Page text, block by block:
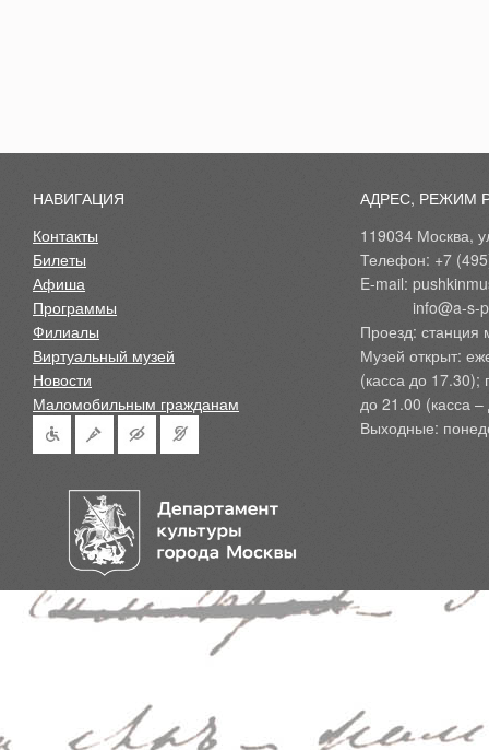
НАВИГАЦИЯ
Контакты
Билеты
Афиша
Программы
Филиалы
Виртуальный музей
Новости
Маломобильным гражданам
АДРЕС, РЕЖИМ
119034 Москва,
Телефон: +7
E-mail:
Проезд: станция
Музей открыт:
(касса до 17.30);
до 21.00 (касса
Выходные: